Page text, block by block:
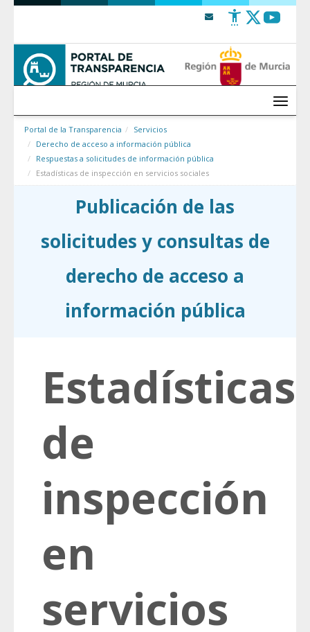
Saltar al contenido
Menú
Portal de la Transparencia
Servicios
Derecho de acceso a información pública
Respuestas a solicitudes de información pública
Estadísticas de inspección en servicios sociales
Publicación de las
solicitudes y consultas de
derecho de acceso a
información pública
Estadísticas
de
inspección
en
servicios